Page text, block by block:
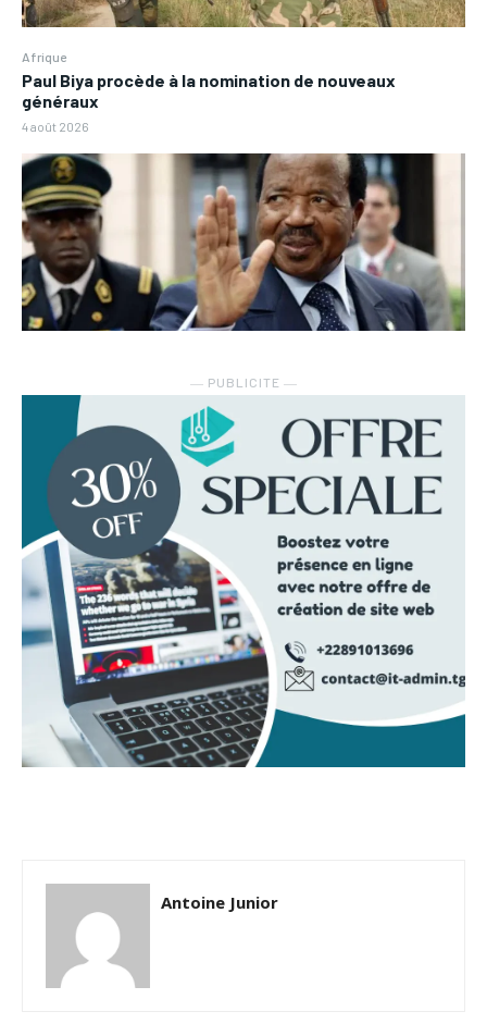
Afrique
Paul Biya procède à la nomination de nouveaux
généraux
4 août 2026
― PUBLICITE ―
Antoine Junior